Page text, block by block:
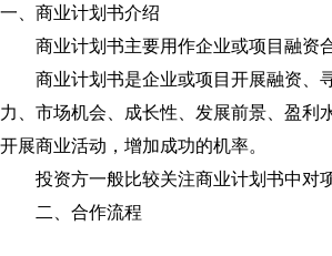
一、商业计划书介绍
商业计划书主要用作企业或项目融资合
商业计划书是企业或项目开展融资、寻
力、市场机会、成长性、发展前景、盈利
开展商业活动，增加成功的机率。
投资方一般比较关注商业计划书中对项
二、合作流程